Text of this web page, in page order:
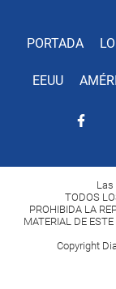
PORTADA
EEUU
Las
TODOS
PROHIBIDA LA
MATERIAL DE
Copyright